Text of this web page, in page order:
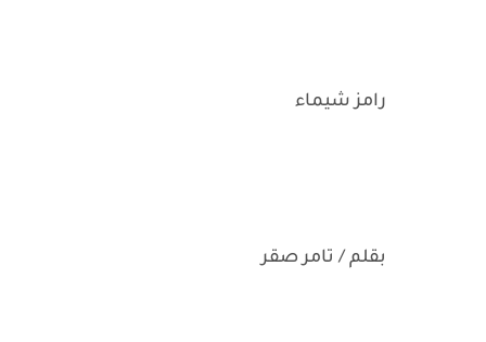
رامز شيماء
بقلم / تامر صقر